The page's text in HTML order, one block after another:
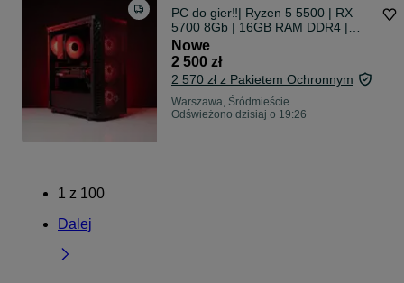
PC do gier‼️| Ryzen 5 5500 | RX
5700 8Gb | 16GB RAM DDR4 |
500Gb SSD | 600w | Komputer
gamingowy | Zestaw gamingowy
Nowe
2 500 zł
2 570 zł z Pakietem Ochronnym
Warszawa, Śródmieście
Odświeżono dzisiaj o 19:26
1 z 100
Dalej